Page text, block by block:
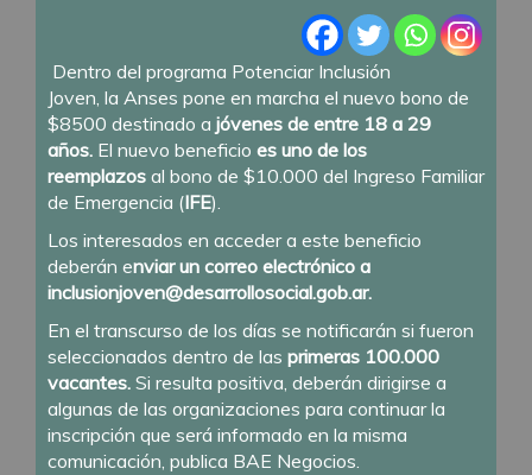
Dentro del programa Potenciar Inclusión
Joven, la Anses pone en marcha el nuevo bono de
$8500 destinado a jóvenes de entre 18 a 29
años. El nuevo beneficio es uno de los
reemplazos al bono de $10.000 del Ingreso Familiar
de Emergencia (IFE).
Los interesados en acceder a este beneficio
deberán enviar un correo electrónico a
inclusionjoven@desarrollosocial.gob.ar.
En el transcurso de los días se notificarán si fueron
seleccionados dentro de las primeras 100.000
vacantes. Si resulta positiva, deberán dirigirse a
algunas de las organizaciones para continuar la
inscripción que será informado en la misma
comunicación, publica BAE Negocios.